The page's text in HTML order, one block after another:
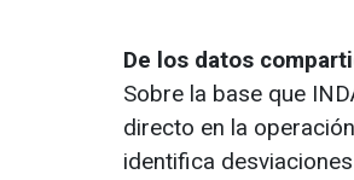
De los datos
Sobre la base que
directo en la
identifica